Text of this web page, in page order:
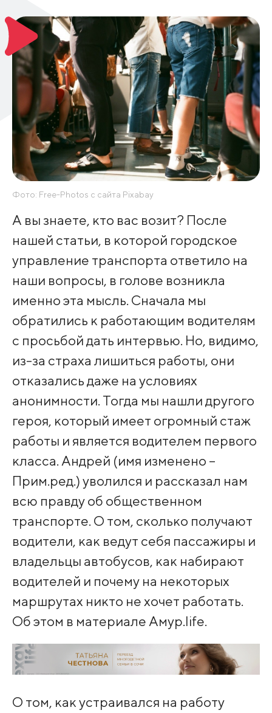
Фото: Free-Photos с сайта Pixabay
А вы знаете, кто вас возит? После
нашей статьи, в которой городское
управление транспорта ответило на
наши вопросы, в голове возникла
именно эта мысль. Сначала мы
обратились к работающим водителям
с просьбой дать интервью. Но, видимо,
из-за страха лишиться работы, они
отказались даже на условиях
анонимности. Тогда мы нашли другого
героя, который имеет огромный стаж
работы и является водителем первого
класса. Андрей (имя изменено –
Прим.ред.) уволился и рассказал нам
всю правду об общественном
транспорте. О том, сколько получают
водители, как ведут себя пассажиры и
владельцы автобусов, как набирают
водителей и почему на некоторых
маршрутах никто не хочет работать.
Об этом в материале Амур.life.
О том, как устраивался на работу